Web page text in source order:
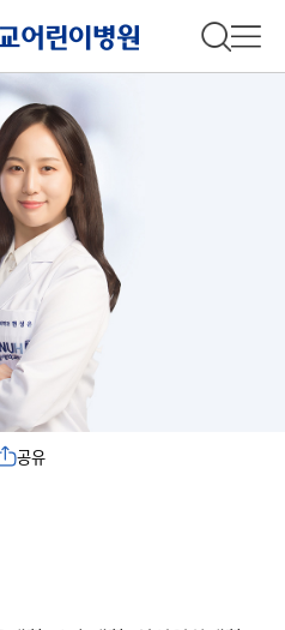
서울대학교어린이병원
전체 검
공유